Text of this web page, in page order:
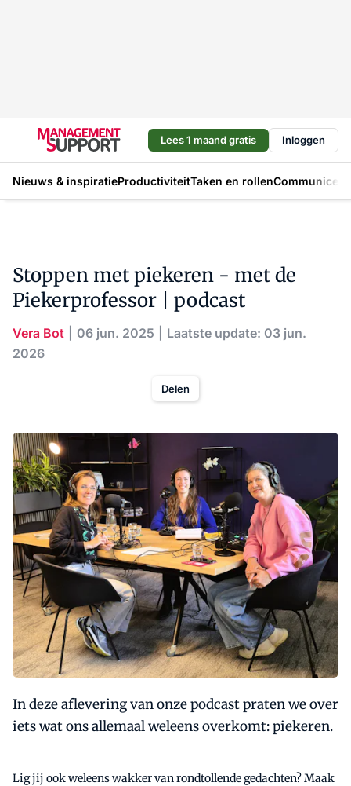
Lees 1 maand gratis Inloggen
Nieuws & inspiratieProductiviteitTaken en rollen
Stoppen met piekeren - met de
Piekerprofessor | podcast
Vera Bot 06 jun. 2025
Laatste update: 03 jun.
2026
Delen
In deze aflevering van onze podcast praten we over
iets wat ons allemaal weleens overkomt: piekeren.
Lig jij ook weleens wakker van rondtollende gedachten? Maak